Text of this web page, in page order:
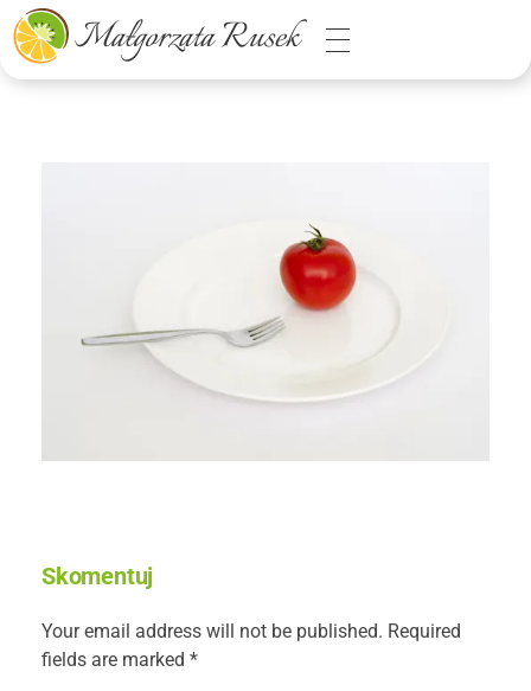
Małgorzata Rusek - dietetyk z pasją
Dietetyka kliniczna & Psychodietetyka
Skomentuj
Your email address will not be published. Required
fields are marked *